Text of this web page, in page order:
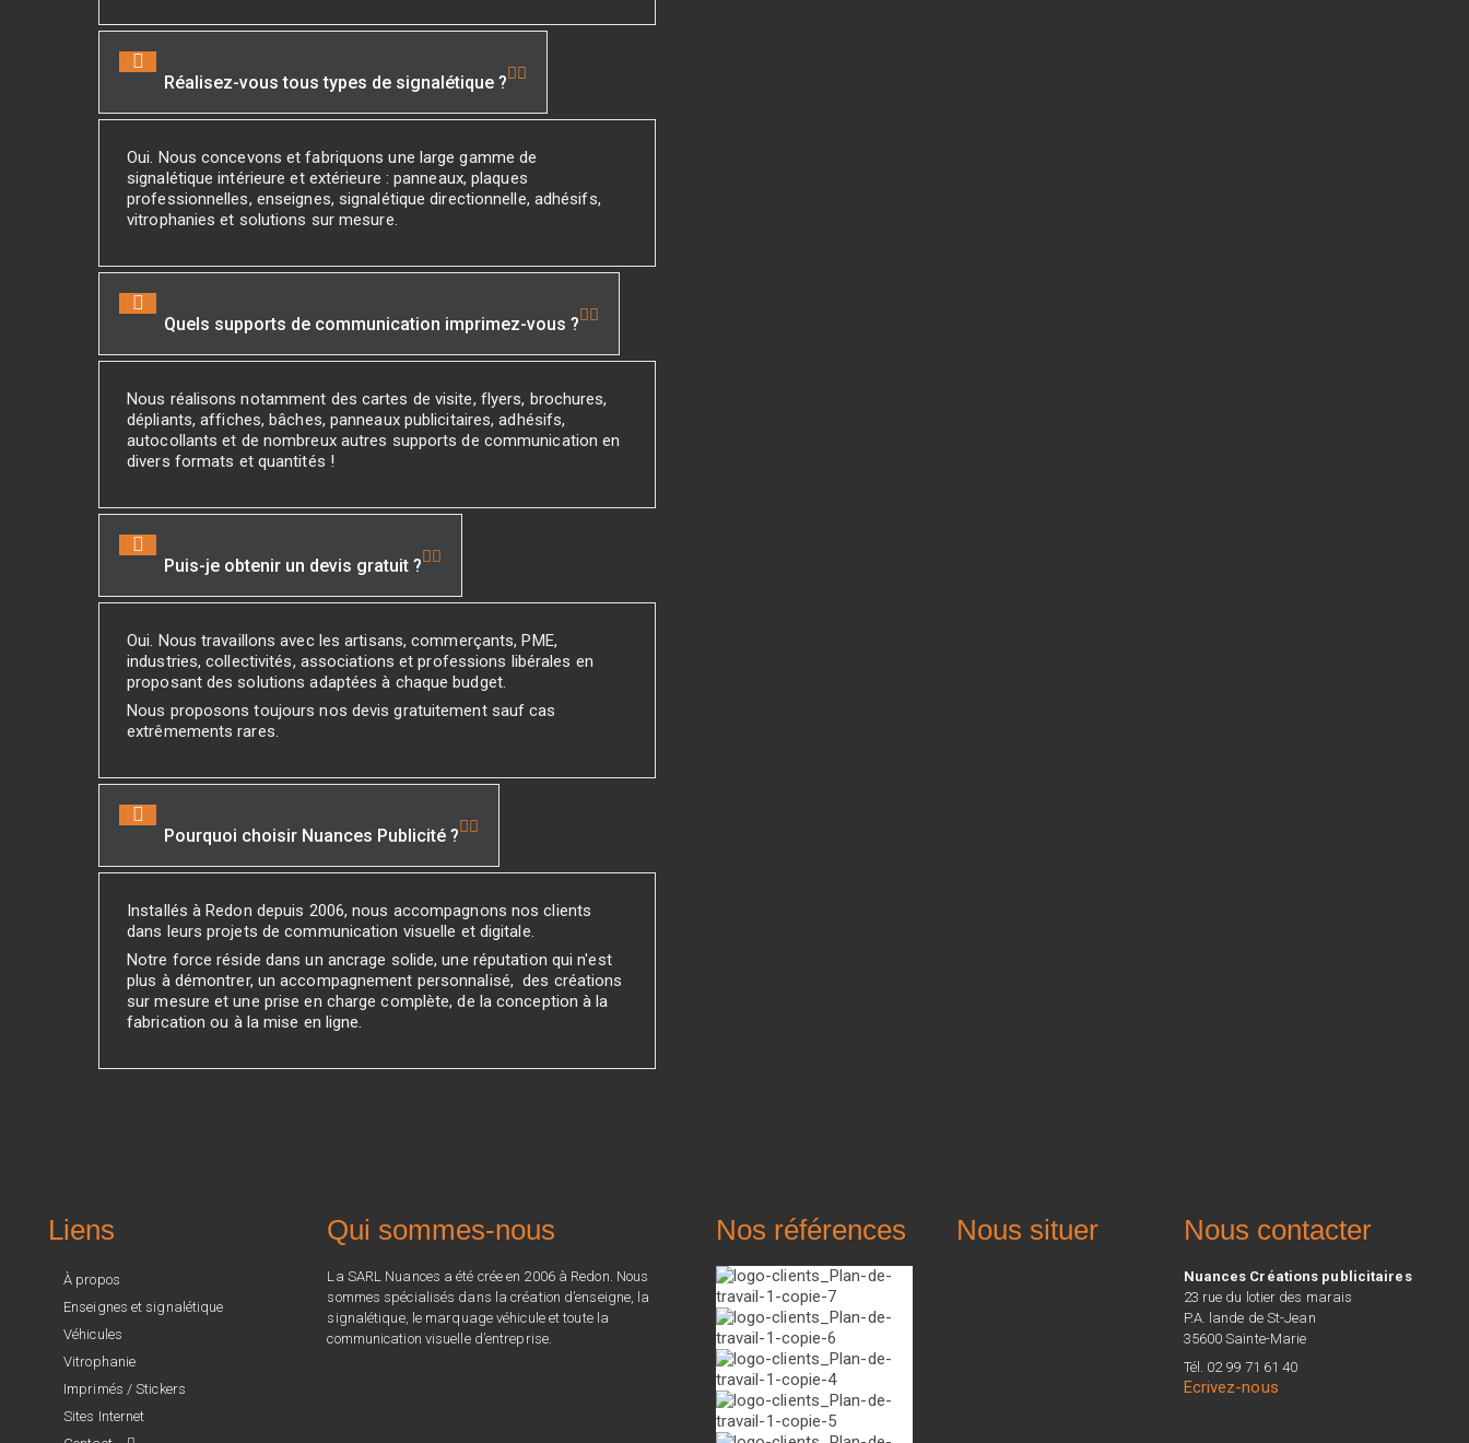
Réalisez-vous tous types de signalétique ?
Oui. Nous concevons et fabriquons une large gamme de
signalétique intérieure et extérieure : panneaux, plaques
professionnelles, enseignes, signalétique directionnelle, adhésifs,
vitrophanies et solutions sur mesure.
Quels supports de communication imprimez-vous ?
Nous réalisons notamment des cartes de visite, flyers, brochures,
dépliants, affiches, bâches, panneaux publicitaires, adhésifs,
autocollants et de nombreux autres supports de communication en
divers formats et quantités !
Puis-je obtenir un devis gratuit ?
Oui. Nous travaillons avec les artisans, commerçants, PME,
industries, collectivités, associations et professions libérales en
proposant des solutions adaptées à chaque budget.
Nous proposons toujours nos devis gratuitement sauf cas
extrêmements rares.
Pourquoi choisir Nuances Publicité ?
Installés à Redon depuis 2006, nous accompagnons nos clients
dans leurs projets de communication visuelle et digitale.
Notre force réside dans un ancrage solide, une réputation qui n'est
plus à démontrer, un accompagnement personnalisé, des créations
sur mesure et une prise en charge complète, de la conception à la
fabrication ou à la mise en ligne.
Liens
À propos
Enseignes et signalétique
Véhicules
Vitrophanie
Imprimés / Stickers
Sites Internet
Qui sommes-nous
La SARL Nuances a été crée en 2006 à Redon. Nous
sommes spécialisés dans la création d’enseigne, la
signalétique, le marquage véhicule et toute la
communication visuelle d’entreprise.
Nos références Nous situer Nous contacter
Nuances Créations publicitaires
23 rue du lotier des marais
P.A. lande de St-Jean
35600 Sainte-Marie
Tél. 02 99 71 61 40
Ecrivez-nous